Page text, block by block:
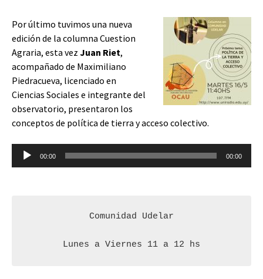
Por último tuvimos una nueva
edición de la columna Cuestion
Agraria, esta vez Juan Riet,
acompañado de Maximiliano
Piedracueva, licenciado en
Ciencias Sociales e integrante del
observatorio, presentaron los
conceptos de política de tierra y acceso colectivo.
Reproductor
00:00 00:00
Comunidad Udelar
Lunes a Viernes 11 a 12 hs